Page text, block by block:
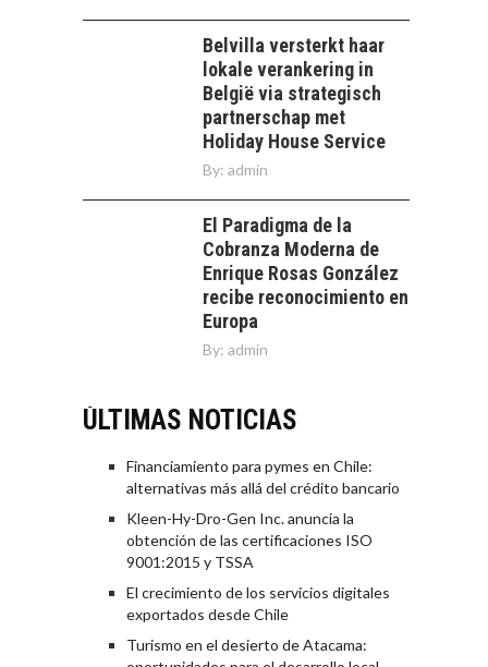
Belvilla versterkt haar
lokale verankering in
België via strategisch
partnerschap met
Holiday House Service
By: admin
El Paradigma de la
Cobranza Moderna de
Enrique Rosas González
recibe reconocimiento en
Europa
By: admin
ÚLTIMAS NOTICIAS
Financiamiento para pymes en Chile:
alternativas más allá del crédito bancario
Kleen-Hy-Dro-Gen Inc. anuncia la
obtención de las certificaciones ISO
9001:2015 y TSSA
El crecimiento de los servicios digitales
exportados desde Chile
Turismo en el desierto de Atacama: